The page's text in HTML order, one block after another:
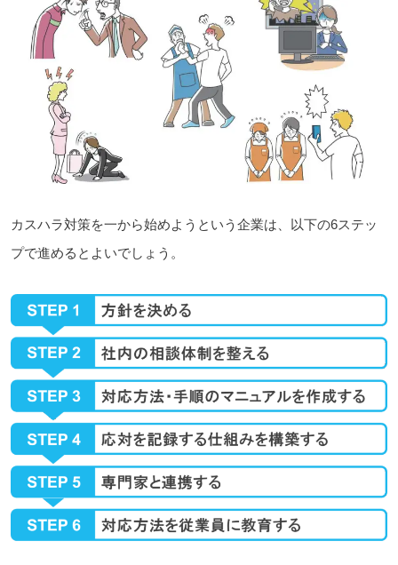
カスハラ対策を一から始めようという企業は、以下の6ステッ
プで進めるとよいでしょう。